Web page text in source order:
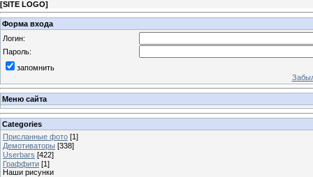
[SITE LOGO]
Форма входа
Логин:
Пароль:
запомнить
Меню сайта
Categories
Присланные фото [1]
Демотиваторы [338]
Userbars [422]
Граффити [1]
Наши рисунки